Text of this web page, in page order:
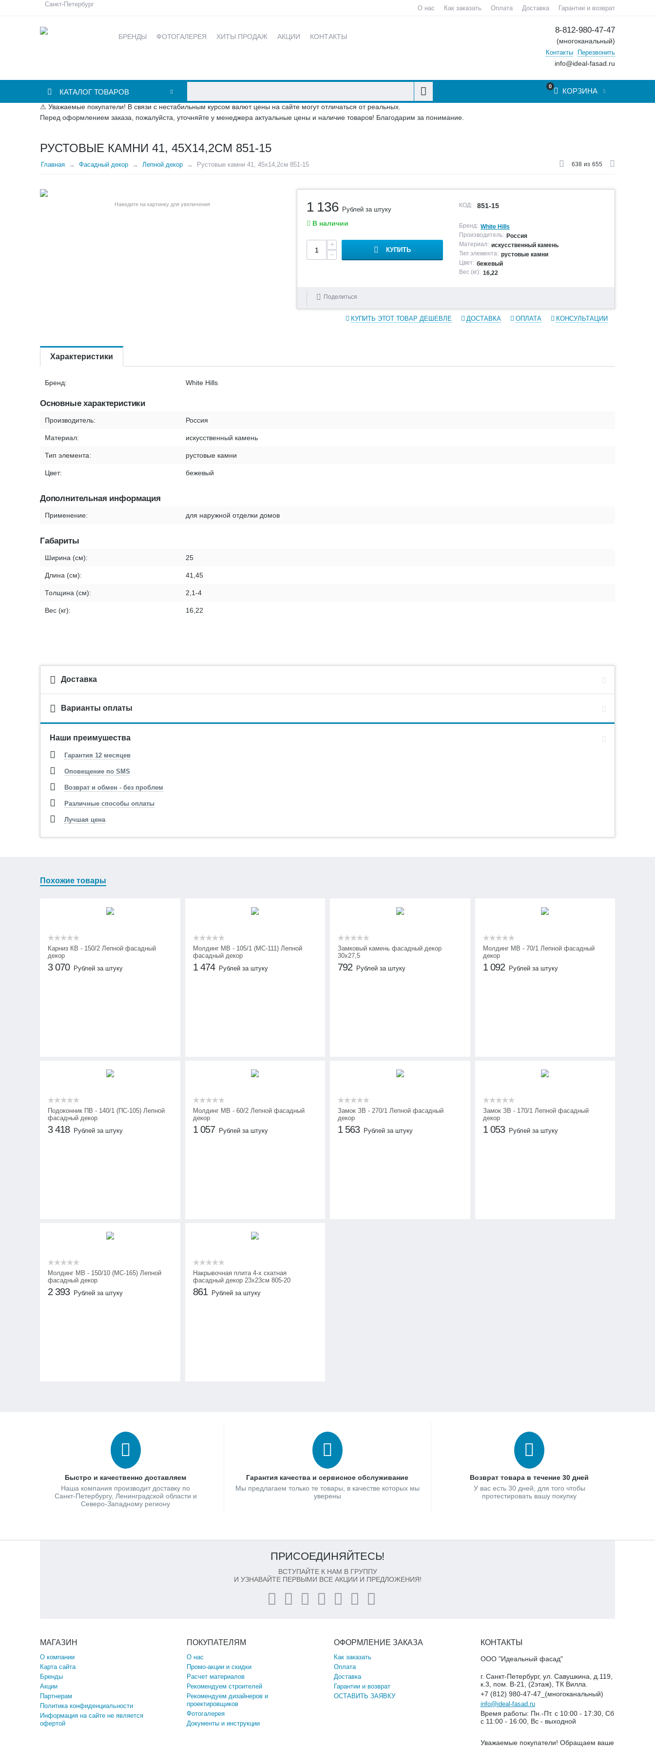
Санкт-Петербург
О нас Как заказать Оплата Доставка Гарантии и возврат
БРЕНДЫ ФОТОГАЛЕРЕЯ ХИТЫ ПРОДАЖ АКЦИИ КОНТАКТЫ
8-812-980-47-47
(многоканальный)
Контакты Перезвонить
info@ideal-fasad.ru
КАТАЛОГ ТОВАРОВ
0
КОРЗИНА
⚠ Уважаемые покупатели! В связи с нестабильным курсом валют цены на сайте могут отличаться от реальных.
Перед оформлением заказа, пожалуйста, уточняйте у менеджера актуальные цены и наличие товаров! Благодарим за понимание.
РУСТОВЫЕ КАМНИ 41, 45Х14,2СМ 851-15
Главная Фасадный декор Лепной декор Рустовые камни 41, 45х14,2см 851-15 638 из 655
Наведите на картинку для увеличения 1 136 Рублей за штуку
В наличии
+
−
КУПИТЬ
КОД: 851-15
Бренд: White Hills
Производитель: Россия
Материал: искусственный камень
Тип элемента: рустовые камни
Цвет: бежевый
Вес (кг): 16,22
Поделиться
КУПИТЬ ЭТОТ ТОВАР ДЕШЕВЛЕ ДОСТАВКА ОПЛАТА КОНСУЛЬТАЦИИ
Характеристики
Бренд: White Hills
Основные характеристики
Производитель: Россия
Материал: искусственный камень
Тип элемента: рустовые камни
Цвет: бежевый
Дополнительная информация
Применение: для наружной отделки домов
Габариты
Ширина (см): 25
Длина (см): 41,45
Толщина (см): 2,1-4
Вес (кг): 16,22
Доставка
Варианты оплаты
Наши преимушества
Гарантия 12 месяцев
Оповещение по SMS
Возврат и обмен - без проблем
Различные способы оплаты
Лучшая цена
Похожие товары
Карниз КВ - 150/2 Лепной фасадный
декор
3 070 Рублей за штуку
Молдинг МВ - 105/1 (МС-111) Лепной
фасадный декор
1 474 Рублей за штуку
Замковый камень фасадный декор
30х27,5
792 Рублей за штуку
Молдинг МВ - 70/1 Лепной фасадный
декор
1 092 Рублей за штуку
Подоконник ПВ - 140/1 (ПС-105) Лепной
фасадный декор
3 418 Рублей за штуку
Молдинг МВ - 60/2 Лепной фасадный
декор
1 057 Рублей за штуку
Замок ЗВ - 270/1 Лепной фасадный
декор
1 563 Рублей за штуку
Замок ЗВ - 170/1 Лепной фасадный
декор
1 053 Рублей за штуку
Молдинг МВ - 150/10 (МС-165) Лепной
фасадный декор
2 393 Рублей за штуку
Накрывочная плита 4-х скатная
фасадный декор 23х23см 805-20
861 Рублей за штуку
Быстро и качественно доставляем
Наша компания производит доставку по
Санкт-Петербургу, Ленинградской области и
Северо-Западному региону
Гарантия качества и сервисное обслуживание
Мы предлагаем только те товары, в качестве которых мы
уверены
Возврат товара в течение 30 дней
У вас есть 30 дней, для того чтобы
протестировать вашу покупку
ПРИСОЕДИНЯЙТЕСЬ!
ВСТУПАЙТЕ К НАМ В ГРУППУ
И УЗНАВАЙТЕ ПЕРВЫМИ ВСЕ АКЦИИ И ПРЕДЛОЖЕНИЯ!
МАГАЗИН
О компании
Карта сайта
Бренды
Акции
Партнерам
Политика конфиденциальности
Информация на сайте не является
офертой
ПОКУПАТЕЛЯМ
О нас
Промо-акции и скидки
Расчет материалов
Рекомендуем строителей
Рекомендуем дизайнеров и
проектировщиков
Фотогалерея
Документы и инструкции
ОФОРМЛЕНИЕ ЗАКАЗА
Как заказать
Оплата
Доставка
Гарантии и возврат
ОСТАВИТЬ ЗАЯВКУ
КОНТАКТЫ
ООО "Идеальный фасад"
г. Санкт-Петербург, ул. Савушкина, д.119,
к.3, пом. В-21, (2этаж), ТК Вилла.
+7 (812) 980-47-47_(многоканальный)
info@ideal-fasad.ru
Время работы: Пн.-Пт. с 10:00 - 17:30, Сб
с 11:00 - 16:00, Вс - выходной
Уважаемые покупатели! Обращаем ваше